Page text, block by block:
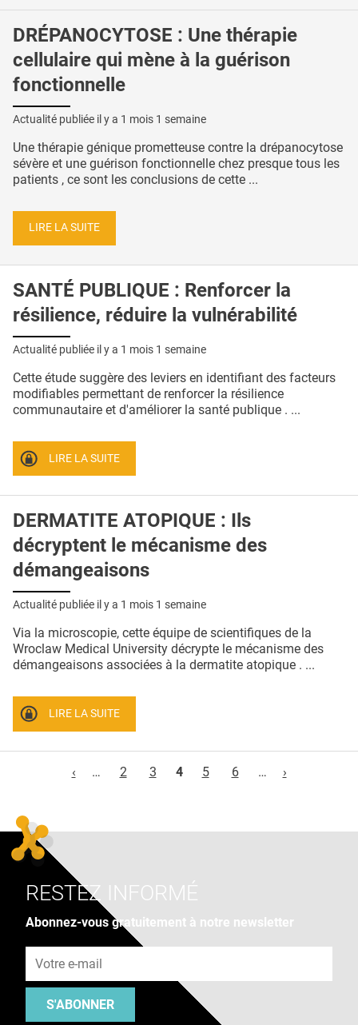
DRÉPANOCYTOSE : Une thérapie
cellulaire qui mène à la guérison
fonctionnelle
Actualité publiée il y a 1 mois 1 semaine
Une thérapie génique prometteuse contre la drépanocytose
sévère et une guérison fonctionnelle chez presque tous les
patients , ce sont les conclusions de cette ...
LIRE LA SUITE
SANTÉ PUBLIQUE : Renforcer la
résilience, réduire la vulnérabilité
Actualité publiée il y a 1 mois 1 semaine
Cette étude suggère des leviers en identifiant des facteurs
modifiables permettant de renforcer la résilience
communautaire et d'améliorer la santé publique . ...
LIRE LA SUITE
DERMATITE ATOPIQUE : Ils
décryptent le mécanisme des
démangeaisons
Actualité publiée il y a 1 mois 1 semaine
Via la microscopie, cette équipe de scientifiques de la
Wroclaw Medical University décrypte le mécanisme des
démangeaisons associées à la dermatite atopique . ...
LIRE LA SUITE
‹
… 2 3 4 5 6 … ›
RESTEZ INFORMÉ
Abonnez-vous gratuitement à notre newsletter
S'ABONNER